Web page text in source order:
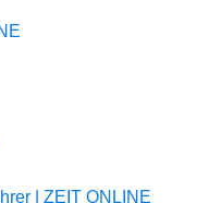
| ZEIT ONLINE